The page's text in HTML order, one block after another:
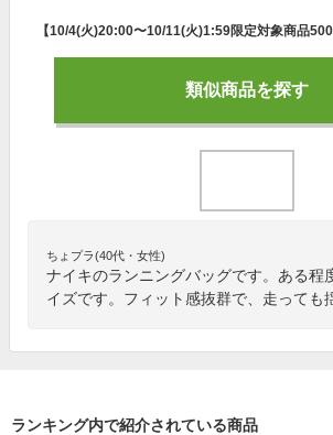
類似商品を探す
ちょプラ(40代・女性)
ナイキのランニングバッグです。ある程
イズです。フィット感抜群で、走っても
ランキング内で紹介されている商品